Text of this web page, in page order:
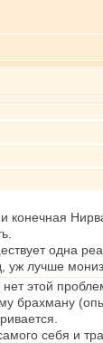
одна
уж лучше
этой
брахману
себя и